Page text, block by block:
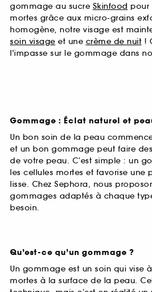
gommage au sucre Skinfood pour
mortes grâce aux micro-grains
homogène, notre visage est
soin visage et une crème de nuit !
l'impasse sur le gommage dans
Gommage : Éclat naturel et
Un bon soin de la peau
et un bon gommage peut faire
de votre peau. C’est simple : un
les cellules mortes et favorise une
lisse. Chez Sephora, nous
gommages adaptés à chaque
besoin.
Qu’est-ce qu’un gommage ?
Un gommage est un soin qui vise
mortes à la surface de la peau.